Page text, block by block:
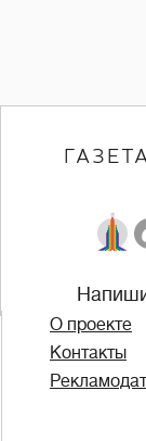
О проекте
Контакты